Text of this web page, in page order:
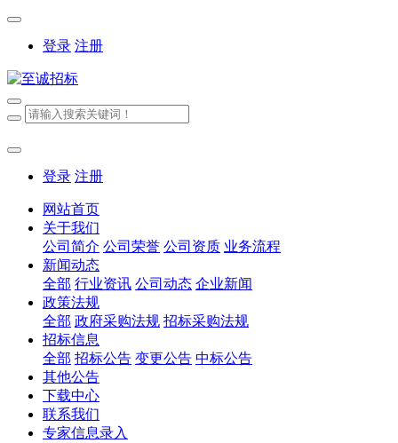
登录 注册
登录 注册
网站首页
关于我们
公司简介 公司荣誉 公司资质 业务流程
新闻动态
全部 行业资讯 公司动态 企业新闻
政策法规
全部 政府采购法规 招标采购法规
招标信息
全部 招标公告 变更公告 中标公告
其他公告
下载中心
联系我们
专家信息录入